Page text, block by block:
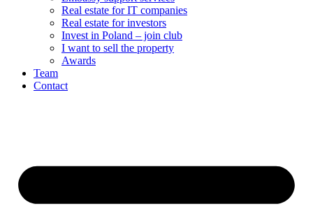
Real estate for IT companies
Real estate for investors
Invest in Poland – join club
I want to sell the property
Awards
Team
Contact